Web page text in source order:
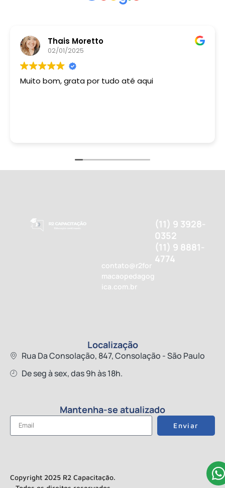
Thais Moretto
02/01/2025
Muito bom, grata por tudo até aqui
contato@r2for
macaopedagog
ica.com.br
(11) 9 3928-
0352
(11) 9 8881-
4774
Localização
Rua Da Consolação, 847, Consolação - São Paulo
De seg à sex, das 9h às 18h.
Mantenha-se atualizado
Enviar
Copyright 2025 R2 Capacitação.